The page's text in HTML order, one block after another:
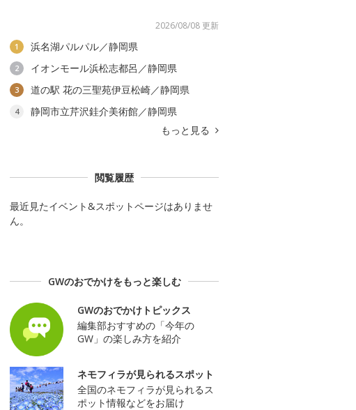
2026/08/08 更新
1 浜名湖パルパル／静岡県
2 イオンモール浜松志都呂／静岡県
3 道の駅 花の三聖苑伊豆松崎／静岡県
4
静岡市立芹沢銈介美術館／静岡県
もっと見る
閲覧履歴
最近見たイベント&スポットページはありませ
ん。
GWのおでかけをもっと楽しむ
GWのおでかけトピックス
編集部おすすめの「今年の
GW」の楽しみ方を紹介
ネモフィラが見られるスポット
全国のネモフィラが見られるス
ポット情報などをお届け